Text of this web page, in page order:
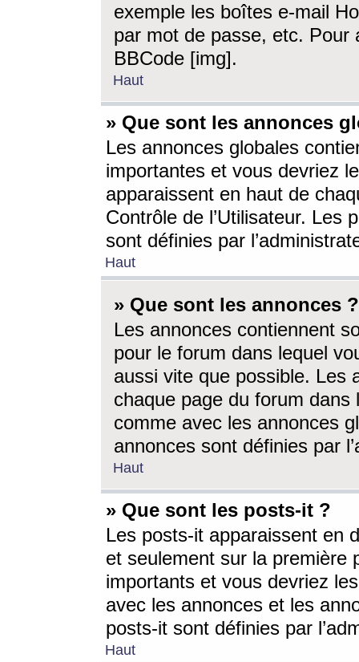
exemple les boîtes e-mail
par mot de passe, etc. Pour
BBCode [img].
Haut
» Que sont les annonces
Les annonces globales
importantes et vous devriez
apparaissent en haut de
Contrôle de l’Utilisateur. Les
sont définies par
Haut
» Que sont les annonces ?
Les annonces contiennent
pour le forum dans lequel
aussi vite que possible. Les
chaque page du forum dans
comme avec les annonces
annonces sont définies par
Haut
» Que sont les posts-it ?
Les posts-it apparaissent en
et seulement sur la première
importants et vous devriez
avec les annonces et les
posts-it sont définies par
Haut